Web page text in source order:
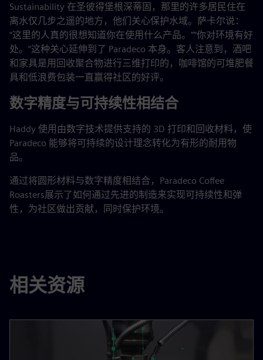
Sustainability 在圣彼得堡根深蒂固，那里的许多居民住在
离水仅几步之遥的地方，他们关心保护水域。萨卡尔说：
“这里的人真的很想知道你在使用什么产品。”“你对环境有好
处。”这种关心延伸到了 Paradeco 本身。客人注意到，酒吧
和家具是用回收聚合物进行三维打印的，咖啡馆的可堆肥餐
具和低浪费包装一直赢得社区的好评。
数字精度与可持续性相结合
Haddy 使用由数字技术提供支持的 3D 打印和回收材料，使
Paradeco 能够将可持续的设计理念转化为有形的耐用物
品。
通过将圆形材料与数字精度相结合，Paradeco Coffee
Roasters展示了如何通过先进的制造来实现可持续性和弹
性，为社区做出贡献，同时保护环境。
相关资源